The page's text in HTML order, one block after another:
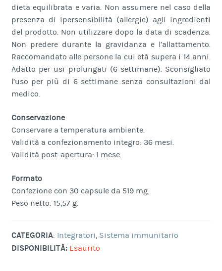
dieta equilibrata e varia. Non assumere nel caso della
presenza di ipersensibilità (allergie) agli ingredienti
del prodotto. Non utilizzare dopo la data di scadenza.
Non predere durante la gravidanza e l’allattamento.
Raccomandato alle persone la cui età supera i 14 anni.
Adatto per usi prolungati (6 settimane). Sconsigliato
l’uso per più di 6 settimane senza consultazioni dal
medico.
Conservazione
Conservare a temperatura ambiente.
Validità a confezionamento integro: 36 mesi.
Validità post-apertura: 1 mese.
Formato
Confezione con 30 capsule da 519 mg.
Peso netto: 15,57 g.
CATEGORIA: Integratori, Sistema immunitario
DISPONIBILITÀ: Esaurito